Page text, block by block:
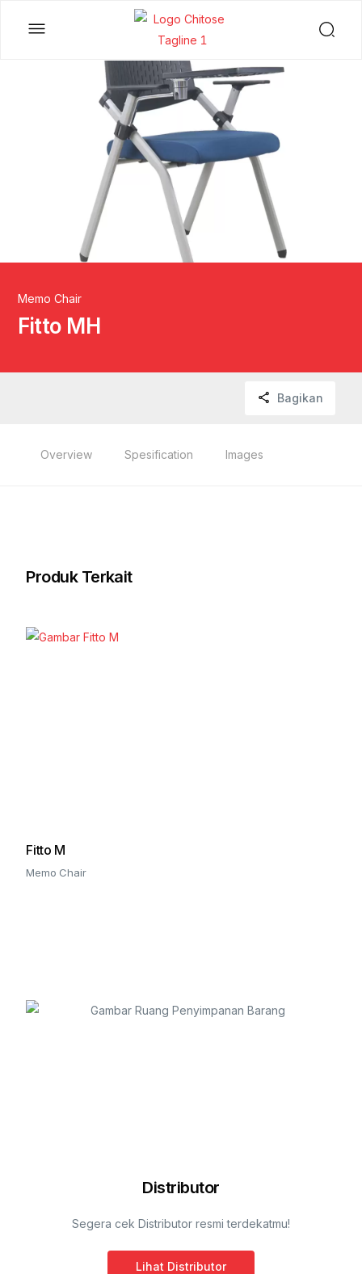
Memo Chair
Fitto MH
Bagikan
Overview Spesification Images
Produk Terkait
Fitto M
Memo Chair
Distributor
Segera cek Distributor resmi terdekatmu!
Lihat Distributor